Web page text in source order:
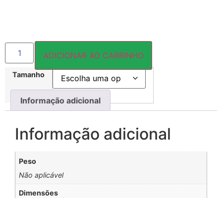
Tamanho
ADICIONAR AO CARRINHO
Informação adicional
Informação adicional
Peso
Não aplicável
Dimensões